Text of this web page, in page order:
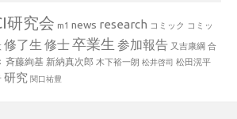
研究会 m1 news research コミック コミッ
修了生 修士卒業生 参加報告 又吉康綱 合
斉藤絢基 新納真次郎 木下裕一朗 松井啓司 松田滉平
研究 関口祐豊